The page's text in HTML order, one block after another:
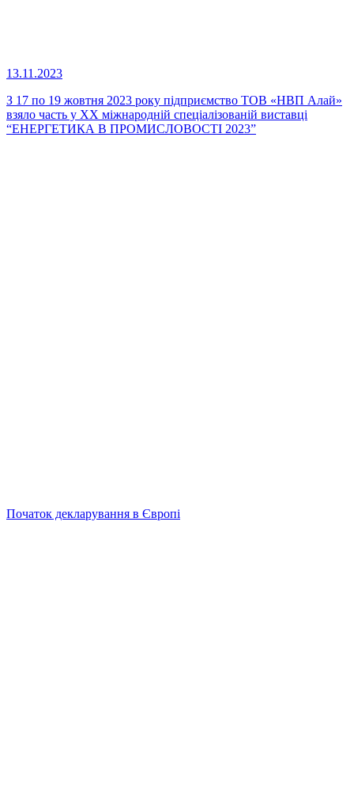
13.11.2023
З 17 по 19 жовтня 2023 року підприємство ТОВ «НВП Алай»
взяло часть у XX міжнародній спеціалізованій виставці
“ЕНЕРГЕТИКА В ПРОМИСЛОВОСТІ 2023”
Початок декларування в Європі